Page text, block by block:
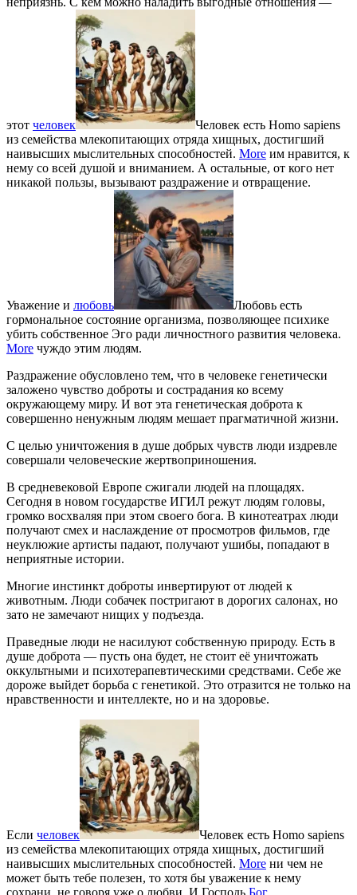
этот человек
Человек есть Homo sapiens
из семейства млекопитающих отряда хищных, достигший
наивысших мыслительных способностей. More им нравится, к
нему со всей душой и вниманием. А остальные, от кого нет
никакой пользы, вызывают раздражение и отвращение.
Уважение и любовь
Любовь есть
гормональное состояние организма, позволяющее психике
убить собственное Эго ради личностного развития человека.
More чуждо этим людям.
Раздражение обусловлено тем, что в человеке генетически
заложено чувство доброты и сострадания ко всему
окружающему миру. И вот эта генетическая доброта к
совершенно ненужным людям мешает прагматичной жизни.
С целью уничтожения в душе добрых чувств люди издревле
совершали человеческие жертвоприношения.
В средневековой Европе сжигали людей на площадях.
Сегодня в новом государстве ИГИЛ режут людям головы,
громко восхваляя при этом своего бога. В кинотеатрах люди
получают смех и наслаждение от просмотров фильмов, где
неуклюжие артисты падают, получают ушибы, попадают в
неприятные истории.
Многие инстинкт доброты инвертируют от людей к
животным. Люди собачек постригают в дорогих салонах, но
зато не замечают нищих у подъезда.
Праведные люди не насилуют собственную природу. Есть в
душе доброта — пусть она будет, не стоит её уничтожать
оккультными и психотерапевтическими средствами. Себе же
дороже выйдет борьба с генетикой. Это отразится не только на
нравственности и интеллекте, но и на здоровье.
Если человек
Человек есть Homo sapiens
из семейства млекопитающих отряда хищных, достигший
наивысших мыслительных способностей. More ни чем не
может быть тебе полезен, то хотя бы уважение к нему
сохрани, не говоря уже о любви. И Господь Бог